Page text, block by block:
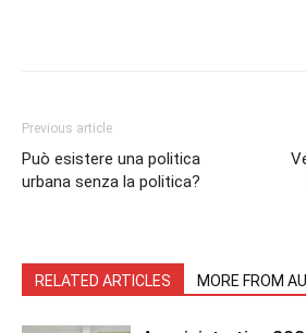
Previous article
Può esistere una politica
urbana senza la politica?
RELATED ARTICLES MORE FROM